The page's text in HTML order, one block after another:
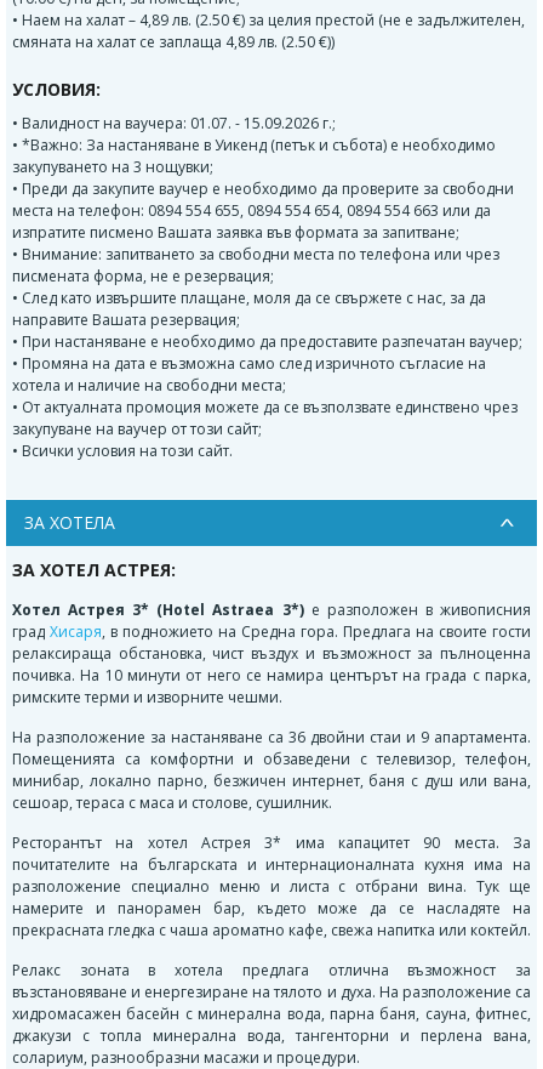
• Наем на халат – 4,89 лв. (2.50 €) за целия престой (не е задължителен,
смяната на халат се заплаща 4,89 лв. (2.50 €))
УСЛОВИЯ:
• Валидност на ваучера: 01.07. - 15.09.2026 г.;
• *Важно: За настаняване в Уикенд (петък и събота) е необходимо
закупуването на 3 нощувки;
• Преди да закупите ваучер е необходимо да проверите за свободни
места на телефон: 0894 554 655, 0894 554 654, 0894 554 663 или да
изпратите писмено Вашата заявка във формата за запитване;
• Внимание: запитването за свободни места по телефона или чрез
писмената форма, не е резервация;
• След като извършите плащане, моля да се свържете с нас, за да
направите Вашата резервация;
• При настаняване е необходимо да предоставите разпечатан ваучер;
• Промяна на дата е възможна само след изричното съгласие на
хотела и наличие на свободни места;
• От актуалната промоция можете да се възползвате единствено чрез
закупуване на ваучер от този сайт;
• Всички условия на този сайт.
ЗА ХОТЕЛА
ЗА ХОТЕЛ АСТРЕЯ:
Хотел Астрея 3* (Hotel Astraea 3*)е разположен в живописния
град Хисаря, в подножието на Средна гора. Предлага на своите гости
релаксираща обстановка, чист въздух и възможност за пълноценна
почивка. На 10 минути от него се намира центърът на града с парка,
римските терми и изворните чешми.
На разположение за настаняване са 36 двойни стаи и 9 апартамента.
Помещенията са комфортни и обзаведени с телевизор, телефон,
минибар, локално парно, безжичен интернет, баня с душ или вана,
сешоар, тераса с маса и столове, сушилник.
Ресторантът на хотел Астрея 3* има капацитет 90 места. За
почитателите на българската и интернационалната кухня има на
разположение специално меню и листа с отбрани вина. Тук ще
намерите и панорамен бар, където може да се насладяте на
прекрасната гледка с чаша ароматно кафе, свежа напитка или коктейл.
Релакс зоната в хотела предлага отлична възможност за
възстановяване и енергезиране на тялото и духа. На разположение са
хидромасажен басейн с минерална вода, парна баня, сауна, фитнес,
джакузи с топла минерална вода, тангенторни и перлена вана,
солариум, разнообразни масажи и процедури.